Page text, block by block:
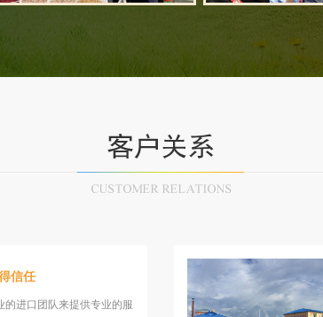
信任
的进口团队来提供专业的服